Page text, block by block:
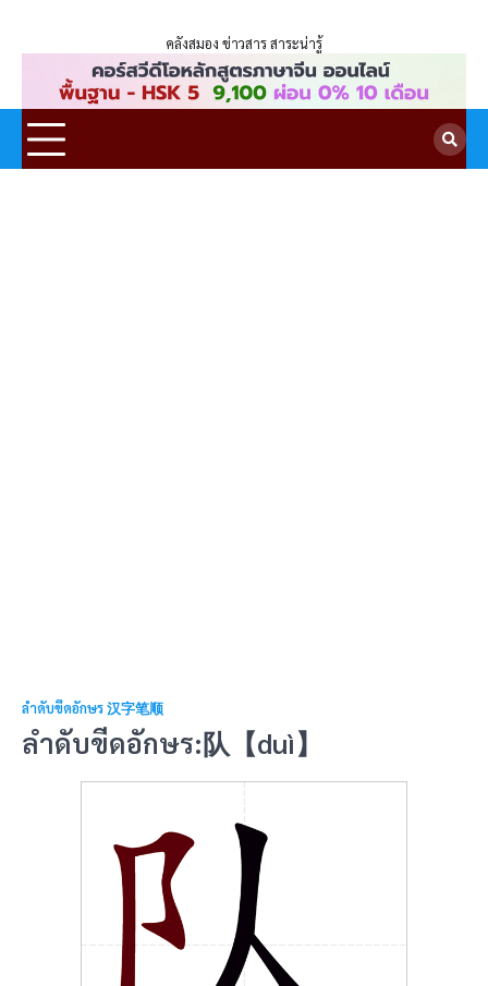
คลังสมอง ข่าวสาร สาระน่ารู้
ลำดับขีดอักษร 汉字笔顺
ลำดับขีดอักษร:队【duì】